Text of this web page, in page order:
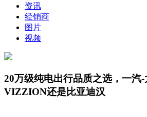
资讯
经销商
图片
视频
20万级纯电出行品质之选，一汽
VIZZION还是比亚迪汉